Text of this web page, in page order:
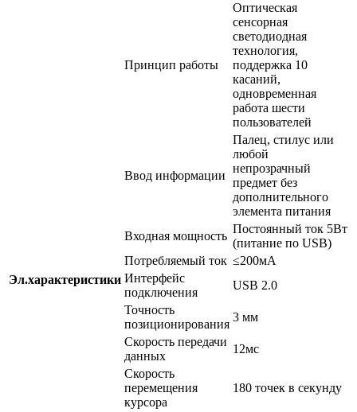
Принцип работы
Оптическая
сенсорная
светодиодная
технология,
поддержка 10
касаний,
одновременная
работа шести
пользователей
Эл.характеристики
Ввод информации
Палец, стилус или
любой
непрозрачный
предмет без
дополнительного
элемента питания
Входная мощность
Постоянный ток 5Вт
(питание по USB)
Потребляемый ток ≤200мА
Интерфейс
подключения
USB 2.0
Точность
позиционирования
3 мм
Скорость передачи
данных
12мс
Скорость
перемещения
курсора
180 точек в секунду